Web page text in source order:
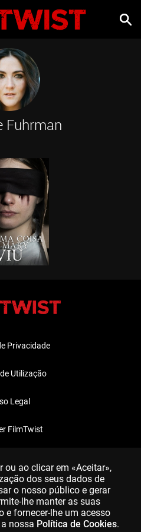
Fuhrman
Privacidade
Utilização
Legal
FilmTwist
ou ao clicar em «Aceitar»,
dos seus dados de
o nosso público e gerar
lhe manter as suas
e fornecer-lhe um acesso
nossa Política de Cookies.